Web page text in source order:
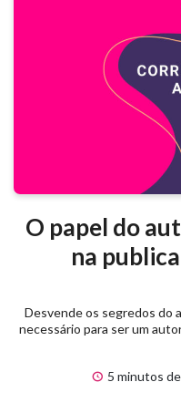
O papel do
na
Desvende os segredos do
necessário para ser um
5 minutos